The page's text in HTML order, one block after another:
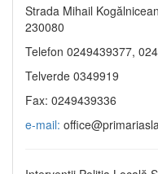
Strada Mihail
230080
Telefon 0249439377,
Telverde 0349919
Fax: 0249439336
e-mail: